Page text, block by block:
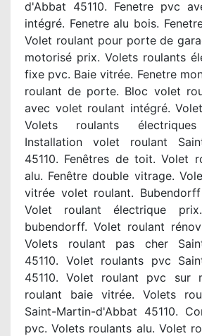
d'Abbat 45110. Fenetre pvc
intégré. Fenetre alu bois.
Volet roulant pour porte de
motorisé prix. Volets roulants
fixe pvc. Baie vitrée. Fenetre
roulant de porte. Bloc volet
avec volet roulant intégré.
Volets roulants
Installation volet roulant
45110. Fenêtres de toit. Volet
alu. Fenêtre double vitrage.
vitrée volet roulant.
Volet roulant électrique
bubendorff. Volet roulant
Volets roulant pas cher
45110. Volet roulants pvc
45110. Volet roulant pvc
roulant baie vitrée. Volets
Saint-Martin-d'Abbat 45110.
pvc. Volets roulants alu. Volet